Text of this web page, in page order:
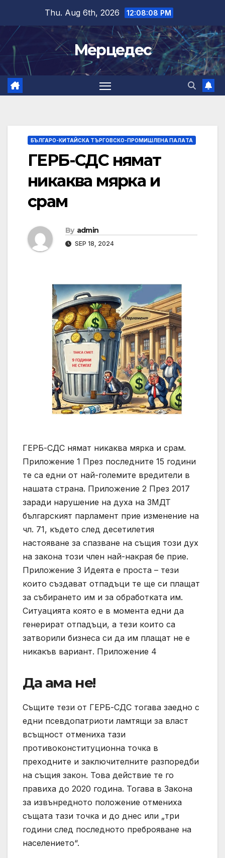
content
Thu. Aug 6th, 2026 12:08:10 PM
Мерцедес
БЪЛГАРО-КИТАЙСКА ТЪРГОВСКО-ПРОМИШЛЕНА ПАЛAТА
ГЕРБ-СДС нямат
никаква мярка и
срам
By admin
SEP 18, 2024
ГЕРБ-СДС нямат никаква мярка и срам.
Приложение 1 През последните 15 години
те са едни от най-големите вредители в
нашата страна. Приложение 2 През 2017
заради нарушение на духа на ЗМДТ
българският парламент прие изменение на
чл. 71, където след десетилетия
настояване за спазване на същия този дух
на закона този член най-накрая бе прие.
Приложение 3 Идеята е проста – тези
които създават отпадъци те ще си плащат
за събирането им и за обработката им.
Ситуацията която е в момента едни да
генерират отпадъци, а тези които са
затворили бизнеса си да им плащат не е
никакъв вариант. Приложение 4
Да ама не!
Същите тези от ГЕРБ-СДС тогава заедно с
едни псевдопатриоти ламтящи за власт
всъщност отмениха тази
противоконституционна точка в
преходните и заключителните разпоредби
на същия закон. Това действие те го
правиха до 2020 година. Тогава в Закона
за извънредното положение отмениха
същата тази точка и до днес или „три
години след последното преброяване на
населението“.